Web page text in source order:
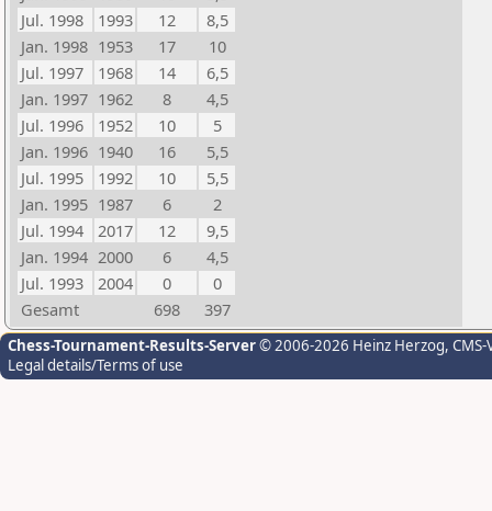
Jul. 1998
1993 12
8,5
Jan. 1998 1953 17
10
Jul. 1997
1968 14
6,5
Jan. 1997 1962 8
4,5
Jul. 1996
1952 10
5
Jan. 1996 1940 16
5,5
Jul. 1995
1992 10
5,5
Jan. 1995 1987 6
2
Jul. 1994
2017 12
9,5
Jan. 1994 2000 6
4,5
Jul. 1993
2004 0
0
Gesamt
698 397
Chess-Tournament-Results-Server© 2006-2026 Heinz Herzog,
Legal details/Terms of use